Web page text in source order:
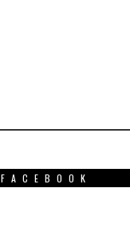
FACEBOOK